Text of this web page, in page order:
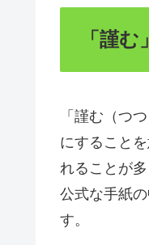
「謹
「謹む（つ
にすること
れることが
公式な手紙
す。